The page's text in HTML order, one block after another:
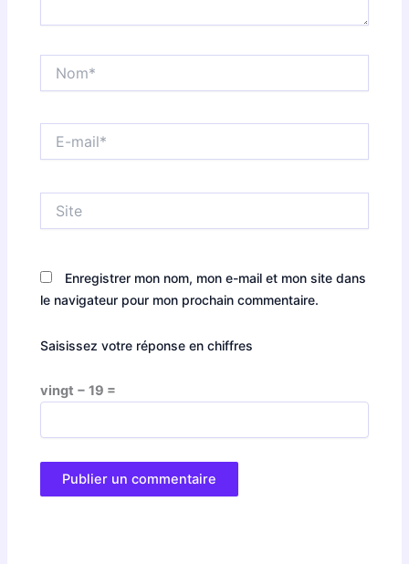
mail*
Enregistrer mon nom, mon e-mail et mon site dans
le navigateur pour mon prochain commentaire.
Saisissez votre réponse en chiffres
vingt − 19 =